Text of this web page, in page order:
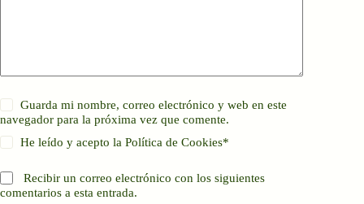
Guarda mi nombre, correo electrónico y web en este
navegador para la próxima vez que comente.
He leído y acepto laPolítica de Cookies*
Recibir un correo electrónico con los siguientes
comentarios a esta entrada.